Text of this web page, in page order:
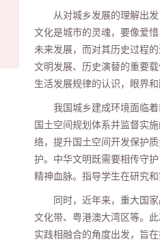
从对城乡发展的理解出
文化是城市的灵魂，要像爱
未来发展，而对其历史过程
文明发展、历史演替的重要
生活发展规律的认识，眼界
我国城乡建成环境面临
国土空间规划体系并监督实施
络，提升国土空间开发保护
护。中华文明既需要相传守
精神血脉。指导学生在研究
同时，近年来，重大国
文化带、粤港澳大湾区等。
实践相融合的角度出发，旨